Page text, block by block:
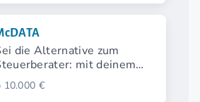
die Alternative zum
mit deinem
und
10.000 €